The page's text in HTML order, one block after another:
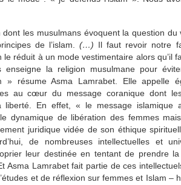
dont les musulmans évoquent la question
de l’islam. (…) Il faut revoir notre
réduit à un mode vestimentaire alors qu’il
enseigne la religion musulmane pour
» résume Asma Lamrabet. Elle appelle
au cœur du message coranique dont
En effet, « le message islamique
dynamique de libération des femmes
juridique vidée de son éthique
de nombreuses intellectuelles et
leur destinée en tentant de prendre
Asma Lamrabet fait partie de ces
et de réflexion sur femmes et Islam –